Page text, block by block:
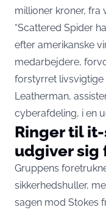
millioner kroner, fra
“Scattered Spider
efter amerikanske
medarbejdere,
forstyrret livsvigtige
Leatherman,
cyberafdeling, i en
Ringer til
udgiver sig
Gruppens
sikkerhedshuller,
sagen mod Stokes